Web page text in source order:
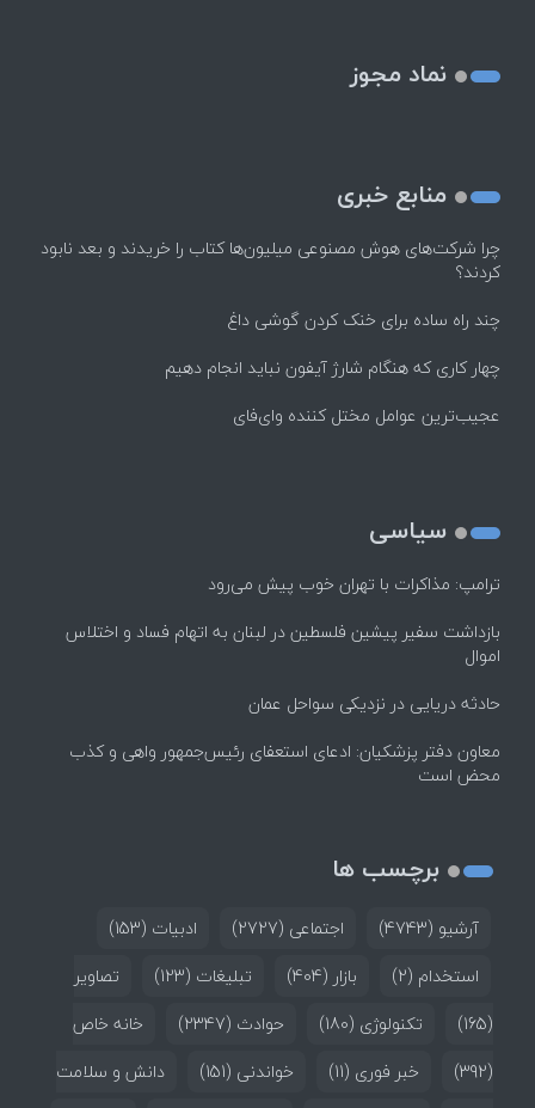
نماد مجوز
منابع خبری
چرا شرکت‌های هوش مصنوعی میلیون‌ها کتاب را خریدند و بعد نابود
کردند؟
چند راه‌ ساده برای خنک کردن گوشی داغ
چهار کاری که هنگام شارژ آیفون نباید انجام دهیم
عجیب‌ترین عوامل مختل کننده وای‌فای
سیاسی
ترامپ: مذاکرات با تهران خوب پیش می‌رود
بازداشت سفیر پیشین فلسطین در لبنان به اتهام فساد و اختلاس
اموال
حادثه دریایی در نزدیکی سواحل عمان
معاون دفتر پزشکیان: ادعای استعفای رئیس‌جمهور واهی و کذب
محض است
برچسب ها
آرشیو (4743) اجتماعی (2727) ادبیات (153)
استخدام (2) بازار (404) تبلیغات (123)
تصاویر
(165)
تکنولوژی (180) حوادث (2347)
خانه خاص
(392)
خبر فوری (11) خواندنی (151)
دانش و سلامت